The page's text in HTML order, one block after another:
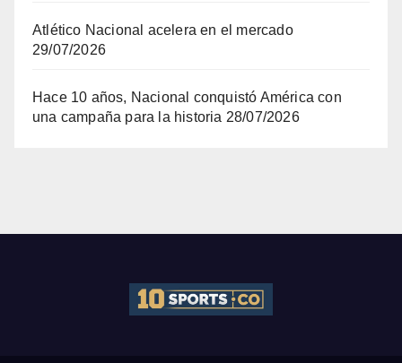
Atlético Nacional acelera en el mercado
29/07/2026
Hace 10 años, Nacional conquistó América con
una campaña para la historia 28/07/2026